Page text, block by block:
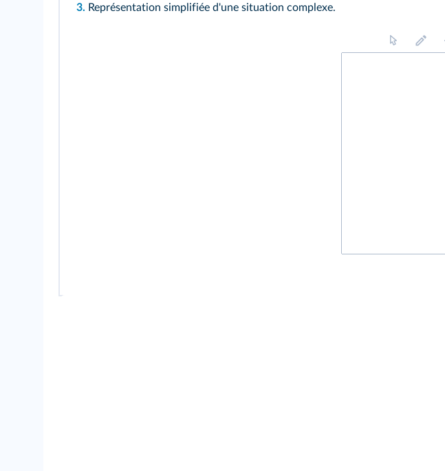
3. Représentation simplifiée d'une situation complexe.